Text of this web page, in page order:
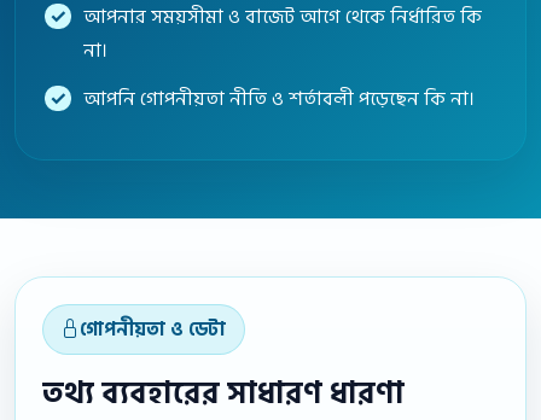
আপনার সময়সীমা ও বাজেট আগে থেকে নির্ধারিত কি
না।
আপনি গোপনীয়তা নীতি ও শর্তাবলী পড়েছেন কি না।
গোপনীয়তা ও ডেটা
তথ্য ব্যবহারের সাধারণ ধারণা